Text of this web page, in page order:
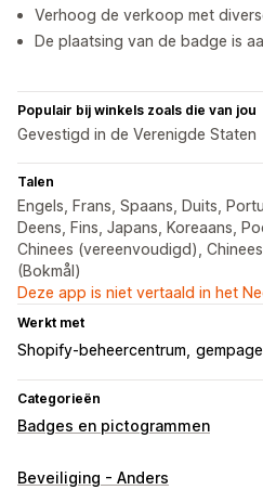
Verhoog de verkoop met
De plaatsing van de badge is
Populair bij winkels zoals die van jou
Gevestigd in de Verenigde Staten
Talen
Engels, Frans, Spaans, Duits,
Deens, Fins, Japans, Koreaans,
Chinees (vereenvoudigd),
(Bokmål)
Deze app is niet vertaald in het
Werkt met
Shopify-beheercentrum
Categorieën
Badges en pictogrammen
Soorten pictogrammen
Beveiliging - Anders